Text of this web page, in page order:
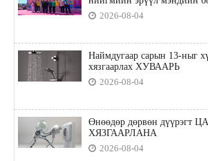
2026-08-04
Наймдугаар сарын 13-ныг
хязгаарлах ХУВААРЬ
2026-08-04
Өнөөдөр дөрвөн дүүрэгт
ХЯЗГААРЛАНА
2026-08-04